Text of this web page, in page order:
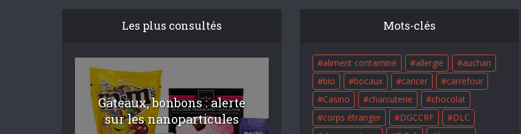
Les plus consultés
Gâteaux, bonbons : alerte
sur les nanoparticules
Mots-clés
aliment contaminé allergie
auchan
bio
bocaux cancer
carrefour
Casino
charcuterie
chocolat
corps étranger
DGCCRF
DLC